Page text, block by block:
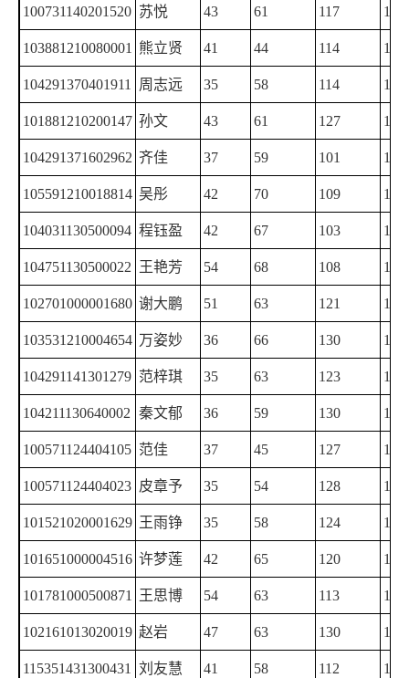
100731140201520 苏悦 43 61 117 123
103881210080001 熊立贤 41 44 114 145
104291370401911 周志远 35 58 114 137
101881210200147 孙文 43 61 127 110
104291371602962 齐佳 37 59 101 142
105591210018814 吴彤 42 70 109 118
104031130500094 程钰盈 42 67 103 126
104751130500022 王艳芳 54 68 108 106
102701000001680 谢大鹏 51 63 121 132
103531210004654 万姿妙 36 66 130 130
104291141301279 范梓琪 35 63 123 137
104211130640002 秦文郁 36 59 130 128
100571124404105 范佳 37 45 127 142
100571124404023 皮章予 35 54 128 134
101521020001629 王雨铮 35 58 124 129
101651000004516 许梦莲 42 65 120 117
101781000500871 王思博 54 63 113 114
102161013020019 赵岩 47 63 130 104
115351431300431 刘友慧 41 58 112 130